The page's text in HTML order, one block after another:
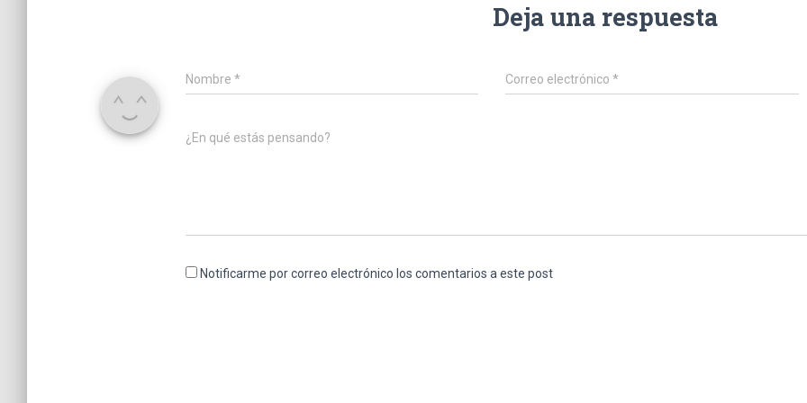
Deja una respuesta
Nombre * Correo electrónico*
¿En qué estás pensando?
Notificarme por correo electrónico los comentarios a este post